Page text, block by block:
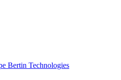
Bertin Technologies